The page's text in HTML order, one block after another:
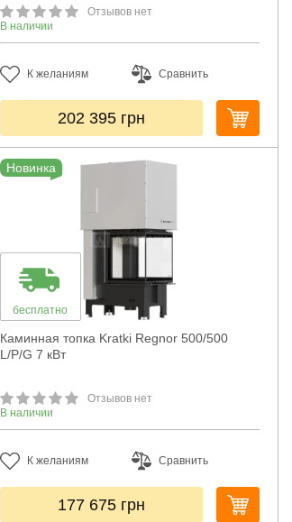
Отзывов нет
В наличии
К желаниям Сравнить
202 395 грн
Новинка
бесплатно
Каминная топка Kratki Regnor 500/500
L/P/G 7 кВт
Отзывов нет
В наличии
К желаниям Сравнить
177 675 грн